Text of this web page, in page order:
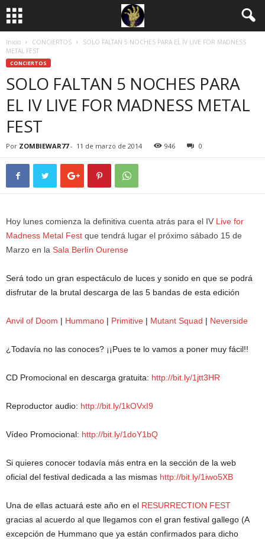
Inicio CONCIERTOS
SOLO FALTAN 5 NOCHES PARA EL IV LIVE FOR MADNESS
METAL FEST
CONCIERTOS
SOLO FALTAN 5 NOCHES PARA
EL IV LIVE FOR MADNESS METAL
FEST
Por ZOMBIEWAR77- 11 de marzo de 2014 946 0
Hoy lunes comienza la definitiva cuenta atrás para el IV Live for
Madness Metal Fest que tendrá lugar el próximo sábado 15 de
Marzo en la Sala Berlín Ourense
Será todo un gran espectáculo de luces y sonido en que se podrá
disfrutar de la brutal descarga de las 5 bandas de esta edición
Anvil of Doom | Hummano | Primitive | Mutant Squad | Neverside
¿Todavía no las conoces? ¡¡Pues te lo vamos a poner muy fácil!!
CD Promocional en descarga gratuita: http://bit.ly/1jtt3HR
Reproductor audio: http://bit.ly/1kOVxI9
Vídeo Promocional: http://bit.ly/1doY1bQ
Si quieres conocer todavía más entra en la sección de la web
oficial del festival dedicada a las mismas http://bit.ly/1iwo5XB
Una de ellas actuará este año en el RESURRECTION FEST
gracias al acuerdo al que llegamos con el gran festival gallego (A
excepción de Hummano que ya están confirmados para dicho